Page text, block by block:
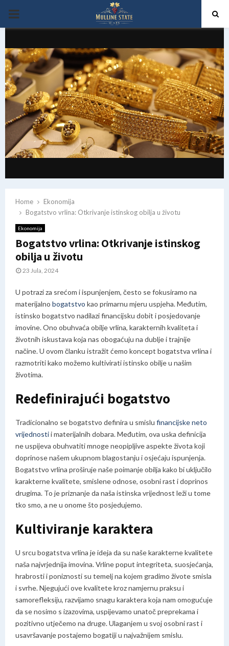
PRIMARY
Home
Ekonomija
Bogatstvo vrlina: Otkrivanje istinskog obilja u životu
Ekonomija
Bogatstvo vrlina: Otkrivanje istinskog
obilja u životu
23 Jula, 2024
U potrazi za srećom i ispunjenjem, često se fokusiramo na
materijalno bogatstvo kao primarnu mjeru uspjeha. Međutim,
istinsko bogatstvo nadilazi financijsku dobit i posjedovanje
imovine. Ono obuhvaća obilje vrlina, karakternih kvaliteta i
životnih iskustava koja nas obogaćuju na dublje i trajnije
načine. U ovom članku istražit ćemo koncept bogatstva vrlina i
razmotriti kako možemo kultivirati istinsko obilje u našim
životima.
Redefinirajući bogatstvo
Tradicionalno se bogatstvo definira u smislu financijske neto
vrijednostii materijalnih dobara. Međutim, ova uska definicija
ne uspijeva obuhvatiti mnoge neopipljive aspekte života koji
doprinose našem ukupnom blagostanju i osjećaju ispunjenja.
Bogatstvo vrlina proširuje naše poimanje obilja kako bi uključilo
karakterne kvalitete, smislene odnose, osobni rast i doprinos
drugima. To je priznanje da naša istinska vrijednost leži u tome
tko smo, a ne u onome što posjedujemo.
Kultiviranje karaktera
U srcu bogatstva vrlina je ideja da su naše karakterne kvalitete
naša najvrjednija imovina. Vrline poput integriteta, suosjećanja,
hrabrosti i poniznosti su temelj na kojem gradimo živote smisla
i svrhe. Njegujući ove kvalitete kroz namjernu praksu i
samorefleksiju, razvijamo snagu karaktera koja nam omogućuje
da se nosimo s izazovima, uspijevamo unatoč preprekama i
pozitivno utječemo na druge. Ulaganjem u svoj osobni rast i
usavršavanje postajemo bogatiji u najvažnijem smislu.